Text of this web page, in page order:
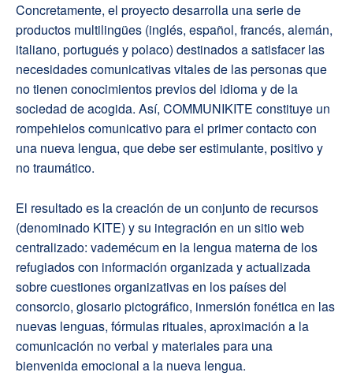
Concretamente, el proyecto desarrolla una serie de
productos multilingües (inglés, español, francés, alemán,
italiano, portugués y polaco) destinados a satisfacer las
necesidades comunicativas vitales de las personas que
no tienen conocimientos previos del idioma y de la
sociedad de acogida. Así, COMMUNIKITE constituye un
rompehielos comunicativo para el primer contacto con
una nueva lengua, que debe ser estimulante, positivo y
no traumático.
El resultado es la creación de un conjunto de recursos
(denominado KITE) y su integración en un sitio web
centralizado: vademécum en la lengua materna de los
refugiados con información organizada y actualizada
sobre cuestiones organizativas en los países del
consorcio, glosario pictográfico, inmersión fonética en las
nuevas lenguas, fórmulas rituales, aproximación a la
comunicación no verbal y materiales para una
bienvenida emocional a la nueva lengua.